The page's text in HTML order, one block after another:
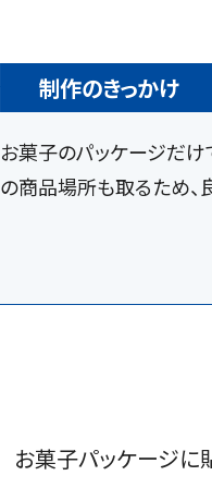
制作のきっかけ
お菓子のパッケージだけ
の商品場所も取るため、
お菓子パッケージに